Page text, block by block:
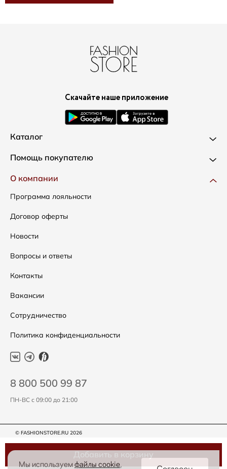
Добавить в корзину
Скачайте наше приложение
Каталог
Новинки
Одежда
Сумки
Аксессуары
Распродажа
Подарочные сертификаты
Помощь покупателю
Доставка и оплата
Как оформить заказ
Условия возвратов
Таблица размеров
Уход за одеждой
О компании
Программа лояльности
Договор оферты
Новости
Вопросы и ответы
Контакты
Вакансии
Сотрудничество
Политика конфиденциальности
8 800 500 99 87
ПН-ВС с 09:00 до 21:00
© FASHIONSTORE.RU 2026
Мы используемфайлы cookie